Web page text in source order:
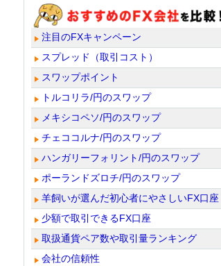
注目のFXキャンペーン
スプレッド（取引コスト）
スワップポイント
トルコリラ/円のスワップ
メキシコペソ/円のスワップ
チェココルナ/円のスワップ
ハンガリーフォリント/円のスワップ
ポーランドズロチ/円のスワップ
羊飼いが選んだ初心者にやさしいFX口座
少額で取引できるFX口座
取扱通貨ペア数や取引量ランキング
会社の信頼性